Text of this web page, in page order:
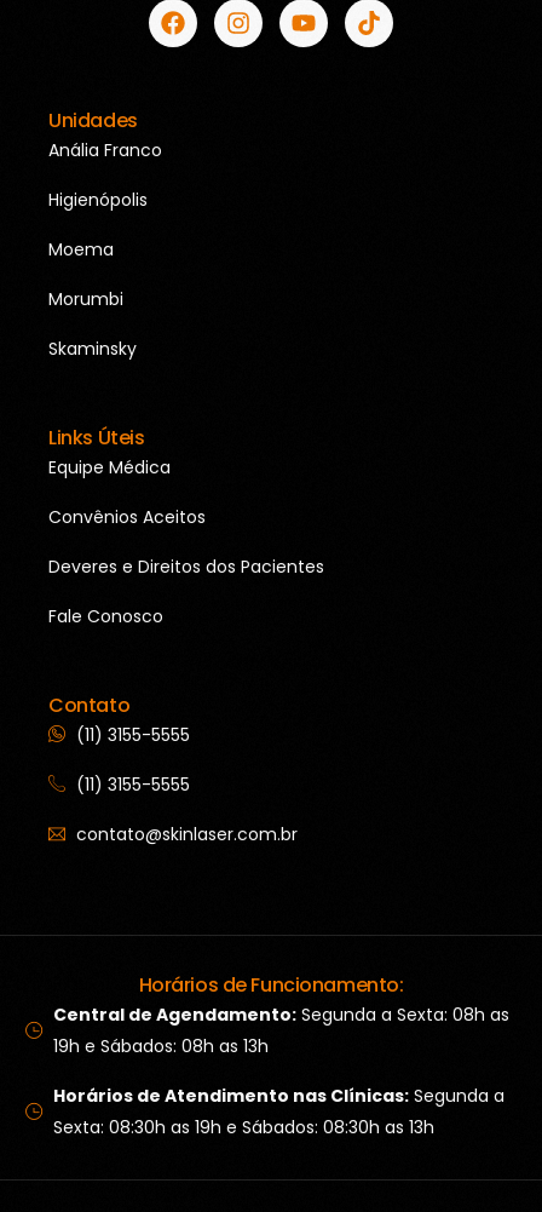
Unidades
Anália Franco
Higienópolis
Moema
Morumbi
Skaminsky
Links Úteis
Equipe Médica
Convênios Aceitos
Deveres e Direitos dos Pacientes
Fale Conosco
Contato
(11) 3155-5555
(11) 3155-5555
contato@skinlaser.com.br
Horários de Funcionamento:
Central de Agendamento:Segunda a Sexta: 08h as
19h e Sábados: 08h as 13h
Horários de Atendimento nas Clínicas:Segunda a
Sexta: 08:30h as 19h e Sábados: 08:30h as 13h